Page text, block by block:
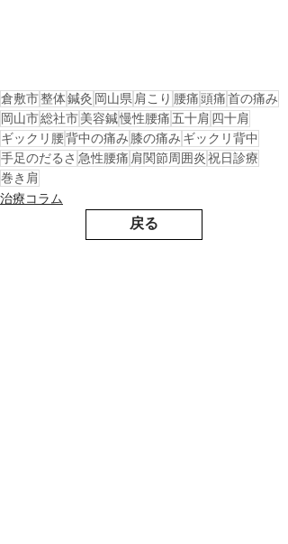
倉敷市整体鍼灸 岡山県 肩こり 腰痛頭痛首の痛み
岡山市総社市美容鍼慢性腰痛 五十肩 四十肩
ギックリ腰背中の痛み 膝の痛み ギックリ背中
手足のだるさ 急性腰痛 肩関節周囲炎祝日診療
巻き肩
治療コラム
戻る